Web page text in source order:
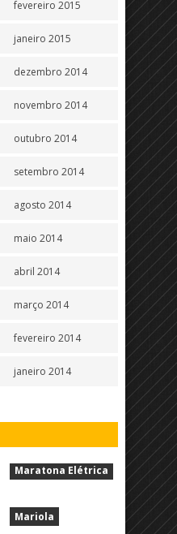
fevereiro 2015
janeiro 2015
dezembro 2014
novembro 2014
outubro 2014
setembro 2014
agosto 2014
maio 2014
abril 2014
março 2014
fevereiro 2014
janeiro 2014
Maratona Elétrica
Mariola